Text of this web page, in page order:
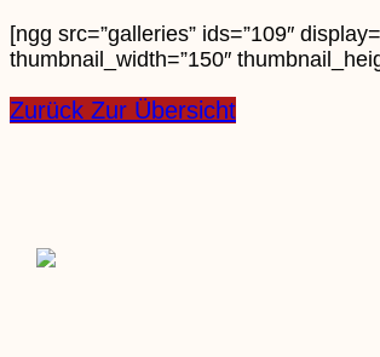
[ngg src=”galleries” ids=”109″
thumbnail_width=”150″
Zurück Zur Übersicht